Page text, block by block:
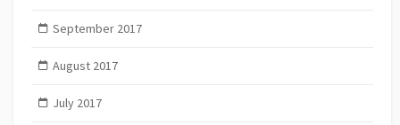
September 2017
August 2017
July 2017